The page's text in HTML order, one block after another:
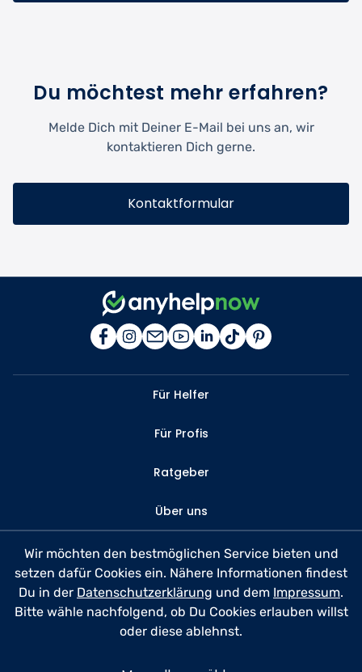
Du möchtest mehr erfahren?
Melde Dich mit Deiner E-Mail bei uns an, wir
kontaktieren Dich gerne.
Kontaktformular
Für Helfer
Für Profis
Ratgeber
Über uns
Kontakt
FAQ
Datenschutz
Nutzungsbedingungen
Wir möchten den bestmöglichen Service bieten und
setzen dafür Cookies ein. Nähere Informationen findest
Du in der Datenschutzerklärung und dem Impressum.
Bitte wähle nachfolgend, ob Du Cookies erlauben willst
oder diese ablehnst.